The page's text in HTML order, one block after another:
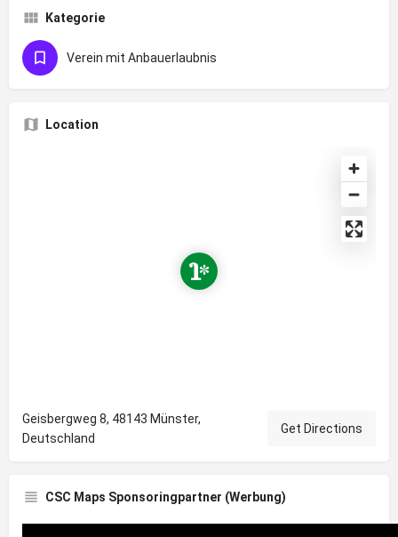
Kategorie
Verein mit Anbauerlaubnis
Location
Geisbergweg 8, 48143 Münster,
Deutschland
Get Directions
CSC Maps Sponsoringpartner (Werbung)